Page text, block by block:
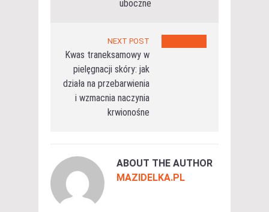
uboczne
NEXT POST
Kwas traneksamowy w
pielęgnacji skóry: jak
działa na przebarwienia
i wzmacnia naczynia
krwionośne
ABOUT THE AUTHOR
MAZIDELKA.PL